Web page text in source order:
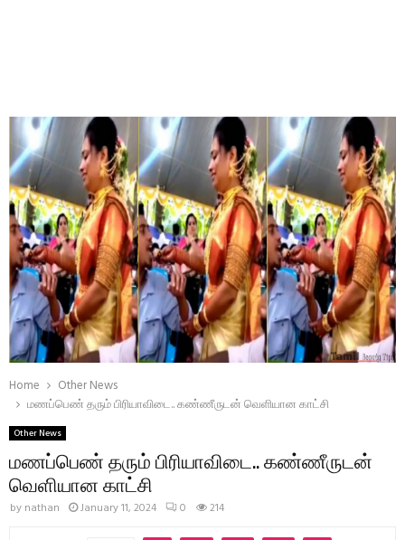
Home
Other News
மணப்பெண் தரும் பிரியாவிடை.. கண்ணீருடன் வெளியான காட்சி
Other News
மணப்பெண் தரும் பிரியாவிடை.. கண்ணீருடன்
வெளியான காட்சி
by nathan January 11, 2024 0 214